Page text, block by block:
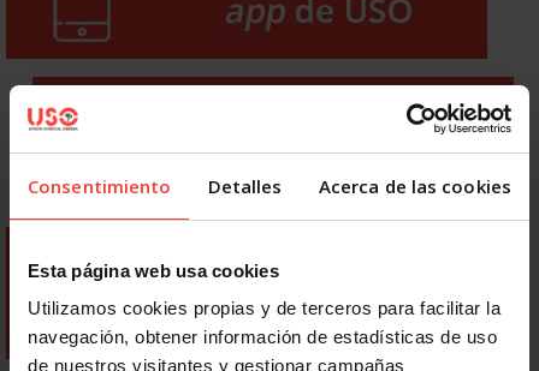
Consentimiento Detalles Acerca de las cookies
Esta página web usa cookies
Utilizamos cookies propias y de terceros para facilitar la
navegación, obtener información de estadísticas de uso
de nuestros visitantes y gestionar campañas